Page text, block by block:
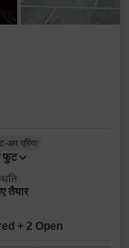
अप एरिया
फुट
तैयार
+ 2 Open